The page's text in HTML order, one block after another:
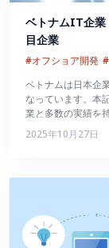
ベトナムIT企業
目企業
#オフショア開発
ベトナムは日本企
なっています。本
業と多数の実績を
2025年10月27日